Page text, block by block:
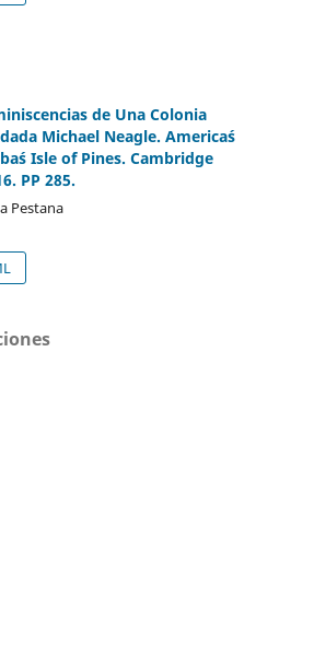
de Una Colonia
Michael Neagle. America´s
Isle of Pines. Cambridge
PP 285.
Pestana